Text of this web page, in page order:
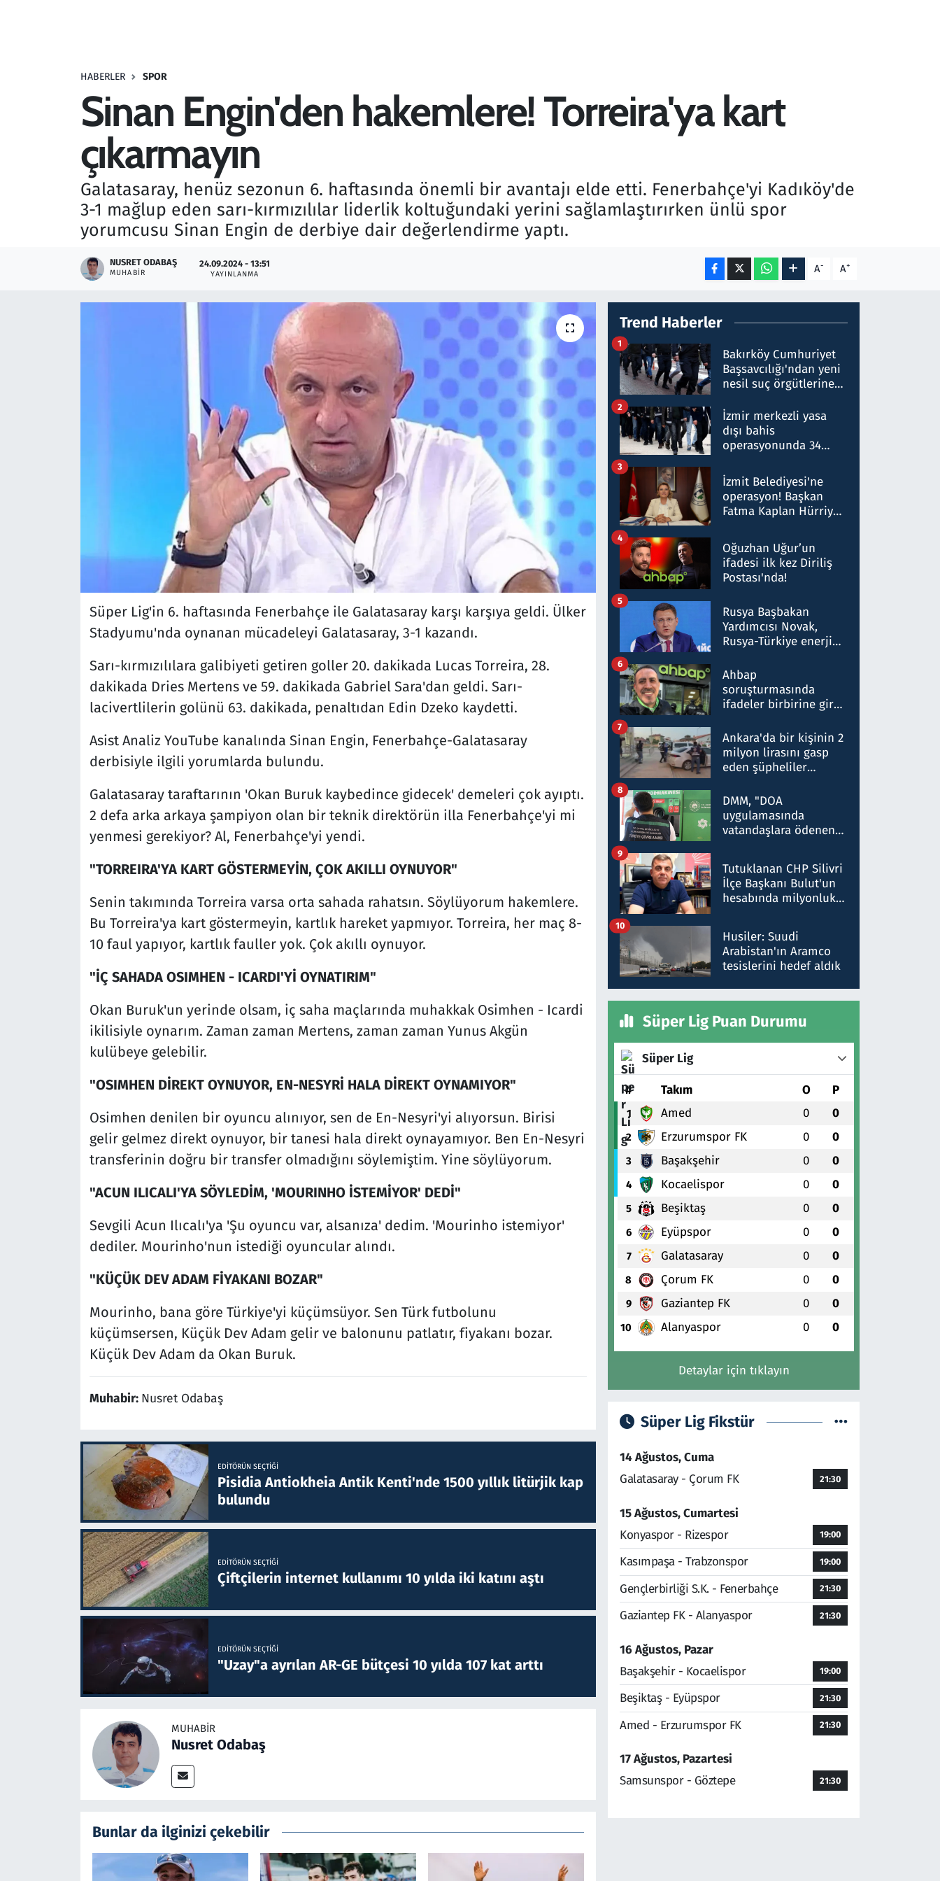
HABERLER SPOR
Sinan Engin'den hakemlere! Torreira'ya kart
çıkarmayın
Galatasaray, henüz sezonun 6. haftasında önemli bir avantajı elde etti. Fenerbahçe'yi Kadıköy'de
3-1 mağlup eden sarı-kırmızılılar liderlik koltuğundaki yerini sağlamlaştırırken ünlü spor
yorumcusu Sinan Engin de derbiye dair değerlendirme yaptı.
NUSRET ODABAŞ
MUHABIR
24.09.2024 - 13:51
YAYINLANMA A- A+
Süper Lig'in 6. haftasında Fenerbahçe ile Galatasaray karşı karşıya geldi. Ülker
Stadyumu'nda oynanan mücadeleyi Galatasaray, 3-1 kazandı.
Sarı-kırmızılılara galibiyeti getiren goller 20. dakikada Lucas Torreira, 28.
dakikada Dries Mertens ve 59. dakikada Gabriel Sara'dan geldi. Sarı-
lacivertlilerin golünü 63. dakikada, penaltıdan Edin Dzeko kaydetti.
Asist Analiz YouTube kanalında Sinan Engin, Fenerbahçe-Galatasaray
derbisiyle ilgili yorumlarda bulundu.
Galatasaray taraftarının 'Okan Buruk kaybedince gidecek' demeleri çok ayıptı.
2 defa arka arkaya şampiyon olan bir teknik direktörün illa Fenerbahçe'yi mi
yenmesi gerekiyor? Al, Fenerbahçe'yi yendi.
"TORREIRA'YA KART GÖSTERMEYİN, ÇOK AKILLI OYNUYOR"
Senin takımında Torreira varsa orta sahada rahatsın. Söylüyorum hakemlere.
Bu Torreira'ya kart göstermeyin, kartlık hareket yapmıyor. Torreira, her maç 8-
10 faul yapıyor, kartlık fauller yok. Çok akıllı oynuyor.
"İÇ SAHADA OSIMHEN - ICARDI'Yİ OYNATIRIM"
Okan Buruk'un yerinde olsam, iç saha maçlarında muhakkak Osimhen - Icardi
ikilisiyle oynarım. Zaman zaman Mertens, zaman zaman Yunus Akgün
kulübeye gelebilir.
"OSIMHEN DİREKT OYNUYOR, EN-NESYRİ HALA DİREKT OYNAMIYOR"
Osimhen denilen bir oyuncu alınıyor, sen de En-Nesyri'yi alıyorsun. Birisi
gelir gelmez direkt oynuyor, bir tanesi hala direkt oynayamıyor. Ben En-Nesyri
transferinin doğru bir transfer olmadığını söylemiştim. Yine söylüyorum.
"ACUN ILICALI'YA SÖYLEDİM, 'MOURINHO İSTEMİYOR' DEDİ"
Sevgili Acun Ilıcalı'ya 'Şu oyuncu var, alsanıza' dedim. 'Mourinho istemiyor'
dediler. Mourinho'nun istediği oyuncular alındı.
"KÜÇÜK DEV ADAM FİYAKANI BOZAR"
Mourinho, bana göre Türkiye'yi küçümsüyor. Sen Türk futbolunu
küçümsersen, Küçük Dev Adam gelir ve balonunu patlatır, fiyakanı bozar.
Küçük Dev Adam da Okan Buruk.
Muhabir: Nusret Odabaş
EDITÖRÜN SEÇTIĞI
Pisidia Antiokheia Antik Kenti'nde 1500 yıllık litürjik kap
bulundu
EDITÖRÜN SEÇTIĞI
Çiftçilerin internet kullanımı 10 yılda iki katını aştı
EDITÖRÜN SEÇTIĞI
"Uzay"a ayrılan AR-GE bütçesi 10 yılda 107 kat arttı
MUHABIR
Nusret Odabaş
Bunlar da ilginizi çekebilir
Trend Haberler
Bakırköy Cumhuriyet
Başsavcılığı'ndan yeni
nesil suç örgütlerine
hakkında gözaltı kararı
1
İzmir merkezli yasa
dışı bahis
operasyonunda 34
Milyar liralık para
trafiği tespit edildi
2
İzmit Belediyesi'ne
operasyon! Başkan
Fatma Kaplan Hürriyet
3
Oğuzhan Uğur’un
ifadesi ilk kez Diriliş
Postası'nda!
4
Rusya Başbakan
Yardımcısı Novak,
Rusya-Türkiye enerji
nitelikte olduğunu
belirtti
5
Ahbap
soruşturmasında
ifadeler birbirine girdi:
ifadelerinden ortaya
çıkan tablo şok etti
6
Ankara'da bir kişinin 2
milyon lirasını gasp
eden şüpheliler
7
DMM, "DOA
uygulamasında
vatandaşlara ödenen
düşürüldüğü" iddiasını
yalanladı
8
Tutuklanan CHP Silivri
İlçe Başkanı Bulut'un
hesabında milyonluk
talimat verdi, ben
gönderdim
9
Husiler: Suudi
Arabistan'ın Aramco
tesislerini hedef aldık
10
Süper Lig Puan Durumu
Süper Lig
# Takım O P
1 Amed 0 0
2 Erzurumspor FK 0 0
3 Başakşehir 0 0
4 Kocaelispor 0 0
5 Beşiktaş 0 0
6 Eyüpspor 0 0
7 Galatasaray 0 0
8 Çorum FK 0 0
9 Gaziantep FK 0 0
10 Alanyaspor 0 0
Detaylar için tıklayın
Süper Lig Fikstür
14 Ağustos, Cuma
Galatasaray - Çorum FK
21:30
15 Ağustos, Cumartesi
Konyaspor - Rizespor
19:00
Kasımpaşa - Trabzonspor 19:00
Gençlerbirliği S.K. - Fenerbahçe 21:30
Gaziantep FK - Alanyaspor 21:30
16 Ağustos, Pazar
Başakşehir - Kocaelispor
19:00
Beşiktaş - Eyüpspor 21:30
Amed - Erzurumspor FK 21:30
17 Ağustos, Pazartesi
Samsunspor - Göztepe
21:30
Savunma Sanayi
Seçim 2023
Televizyon